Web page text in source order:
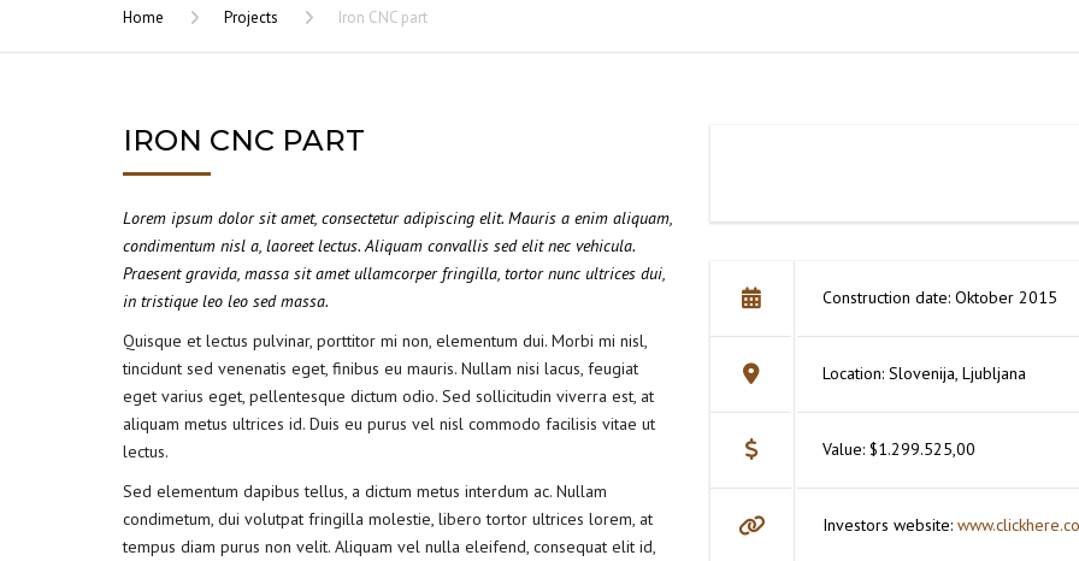
Home Projects Iron CNC part
IRON CNC PART
Lorem ipsum dolor sit amet, consectetur adipiscing elit. Mauris a enim aliquam,
condimentum nisl a, laoreet lectus. Aliquam convallis sed elit nec vehicula.
Praesent gravida, massa sit amet ullamcorper fringilla, tortor nunc ultrices dui,
in tristique leo leo sed massa.
Quisque et lectus pulvinar, porttitor mi non, elementum dui. Morbi mi nisl,
tincidunt sed venenatis eget, finibus eu mauris. Nullam nisi lacus, feugiat
eget varius eget, pellentesque dictum odio. Sed sollicitudin viverra est, at
aliquam metus ultrices id. Duis eu purus vel nisl commodo facilisis vitae ut
lectus.
Sed elementum dapibus tellus, a dictum metus interdum ac. Nullam
condimetum, dui volutpat fringilla molestie, libero tortor ultrices lorem, at
tempus diam purus non velit. Aliquam vel nulla eleifend, consequat elit id,
Construction date: Oktober 2015
Location: Slovenija, Ljubljana
Value: $1.299.525,00
Investors website: